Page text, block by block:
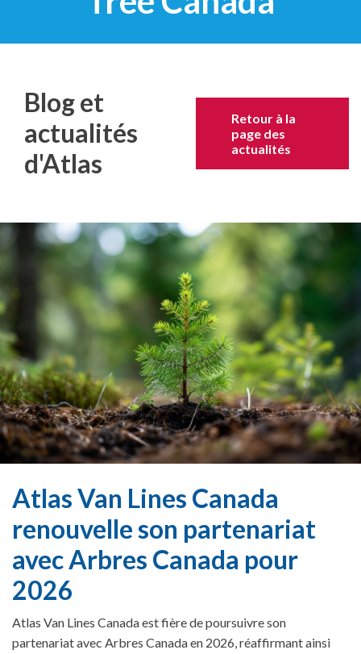
Blog et
actualités
d'Atlas
Retour à la
page des
actualités
Atlas Van Lines Canada
renouvelle son partenariat
avec Arbres Canada pour
2026
Atlas Van Lines Canada est fière de poursuivre son
partenariat avec Arbres Canada en 2026, réaffirmant ainsi